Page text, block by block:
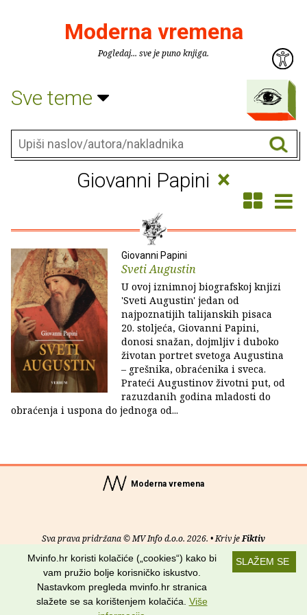
Moderna vremena
Pogledaj... sve je puno knjiga.
Sve teme
Giovanni Papini ×
Giovanni Papini
Sveti Augustin
U ovoj iznimnoj biografskoj knjizi
'Sveti Augustin' jedan od
najpoznatijih talijanskih pisaca
20. stoljeća, Giovanni Papini,
donosi snažan, dojmljiv i duboko
životan portret svetoga Augustina
– grešnika, obraćenika i sveca.
Prateći Augustinov životni put, od
razuzdanih godina mladosti do
obraćenja i uspona do jednoga od...
Moderna vremena
Sva prava pridržana © MV Info d.o.o. 2026. • Kriv jeFiktiv
Uvjeti korištenja RSS kanali
Potraži nas na:
SLAŽEM SE
Mvinfo.hr koristi kolačiće („cookies“) kako bi
vam pružio bolje korisničko iskustvo.
Nastavkom pregleda mvinfo.hr stranica
slažete se sa korištenjem kolačića. Više